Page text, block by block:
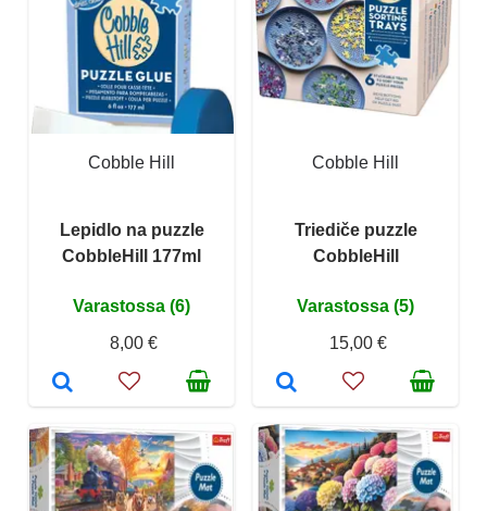
Cobble Hill
Lepidlo na puzzle
CobbleHill 177ml
Varastossa (6)
8,00 €
Cobble Hill
Triediče puzzle
CobbleHill
Varastossa (5)
15,00 €